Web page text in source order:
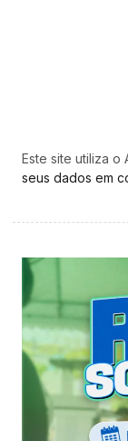
Este site utiliza o
seus dados em